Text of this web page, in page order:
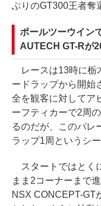
ぶりのGT300王者奪
ポールツーウイン
AUTECH GT-Rが
レースは13時に栃
ードラップから開始
全を観客に対してア
ーフティカーで2周
るのだが、このパレ
ラップ1周というシ
スタートではとく
まま2コーナーまで
NSX CONCEPT-GT